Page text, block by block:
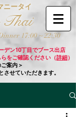
ニータイ
Thai
17:00 ~ 22:30
デン10丁目でブース出店
をご確認ください（詳細）
案内＞
させていただきます。